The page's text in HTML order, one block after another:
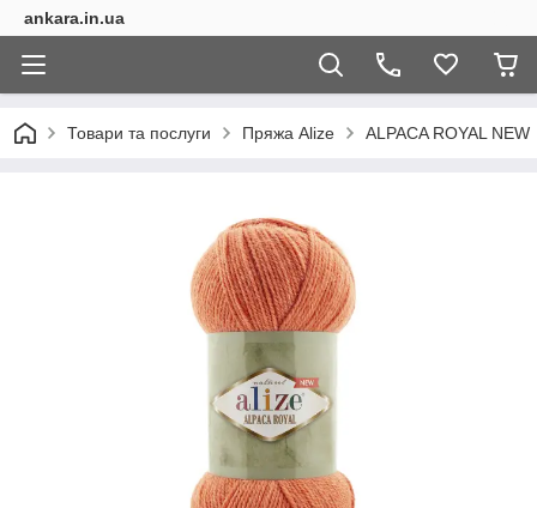
ankara.in.ua
Товари та послуги Пряжа Alize ALPACA ROYAL NEW